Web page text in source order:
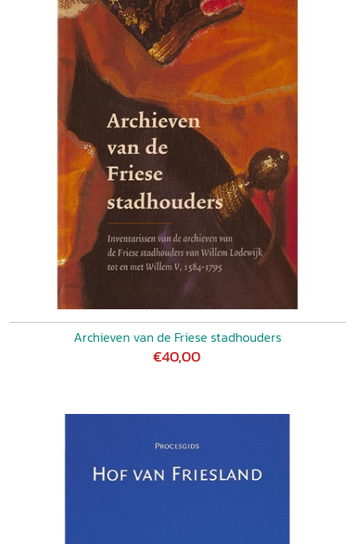
Archieven van de Friese stadhouders
€40,00